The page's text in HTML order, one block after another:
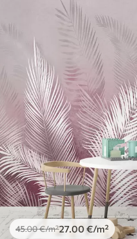
45.00€/m²27 .00 €/m²